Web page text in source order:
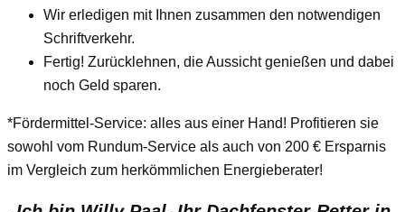
Wir erledigen mit Ihnen zusammen den notwendigen
Schriftverkehr.
Fertig! Zurücklehnen, die Aussicht genießen und dabei
noch Geld sparen.
*Fördermittel-Service: alles aus einer Hand! Profitieren sie
sowohl vom Rundum-Service als auch von 200 € Ersparnis
im Vergleich zum herkömmlichen Energieberater!